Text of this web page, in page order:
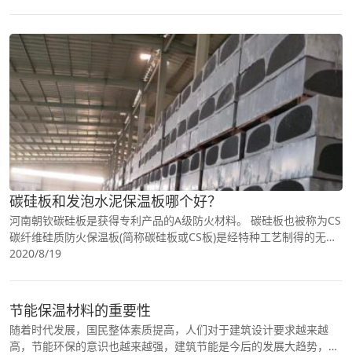
碳硅板和发泡水泥保温板哪个好？
河南朝钦碳硅板是获得专利产品的A级防火材料。 碳硅板也被称为CS
碳纤维硅质防火保温板(简称碳硅板或CS板)是经特种工艺制得的无机
防火保温板材，适用于建筑外墙保温系统保温层，
2020/8/19
节能保温材料的重要性
随着时代发展，国民整体素质提高，人们对于建筑设计要求越来越
高，节能环保的意识也越来越强，建筑节能是今后的发展大趋势，那